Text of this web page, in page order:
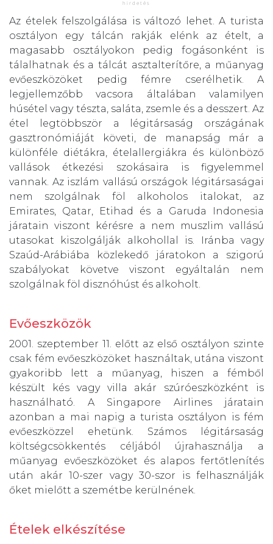
Az ételek felszolgálása is változó lehet. A turista
osztályon egy tálcán rakják elénk az ételt, a
magasabb osztályokon pedig fogásonként is
tálalhatnak és a tálcát asztalterítőre, a műanyag
evőeszközöket pedig fémre cserélhetik. A
legjellemzőbb vacsora általában valamilyen
húsétel vagy tészta, saláta, zsemle és a desszert. Az
étel legtöbbször a légitársaság országának
gasztronómiáját követi, de manapság már a
különféle diétákra, ételallergiákra és különböző
vallások étkezési szokásaira is figyelemmel
vannak. Az iszlám vallású országok légitársaságai
nem szolgálnak föl alkoholos italokat, az
Emirates, Qatar, Etihad és a Garuda Indonesia
járatain viszont kérésre a nem muszlim vallású
utasokat kiszolgálják alkohollal is. Iránba vagy
Szaúd-Arábiába közlekedő járatokon a szigorú
szabályokat követve viszont egyáltalán nem
szolgálnak föl disznóhúst és alkoholt.
Evőeszközök
2001. szeptember 11. előtt az első osztályon szinte
csak fém evőeszközöket használtak, utána viszont
gyakoribb lett a műanyag, hiszen a fémből
készült kés vagy villa akár szúróeszközként is
használható. A Singapore Airlines járatain
azonban a mai napig a turista osztályon is fém
evőeszközzel ehetünk. Számos légitársaság
költségcsökkentés céljából újrahasználja a
műanyag evőeszközöket és alapos fertőtlenítés
után akár 10-szer vagy 30-szor is felhasználják
őket mielőtt a szemétbe kerülnének.
Ételek elkészítése